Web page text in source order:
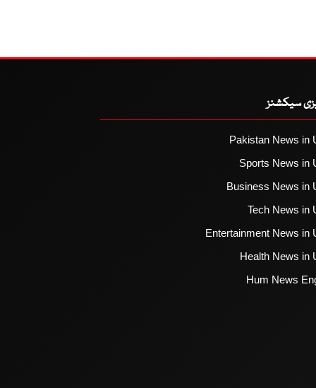
سیکشنز
Pakistan News in
Sports News in
Business News in
Tech News in
Entertainment News in
Health News in
Hum News